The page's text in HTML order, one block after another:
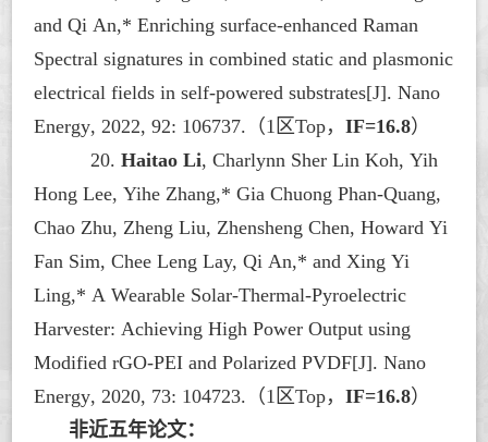
and Qi An,* Enriching surface-enhanced Raman
Spectral signatures in combined static and plasmonic
electrical fields in self-powered substrates[J].Nano
Energy, 2022, 92: 106737. （1区Top，IF=16.8）
20. Haitao Li, Charlynn Sher Lin Koh, Yih
Hong Lee, Yihe Zhang,* Gia Chuong Phan-Quang,
Chao Zhu, Zheng Liu, Zhensheng Chen, Howard Yi
Fan Sim, Chee Leng Lay, Qi An,* and Xing Yi
Ling,* A Wearable Solar-Thermal-Pyroelectric
Harvester: Achieving High Power Output using
Modified rGO-PEI and Polarized PVDF[J].Nano
Energy, 2020, 73: 104723. （1区Top，IF=16.8）
非近五年论文：